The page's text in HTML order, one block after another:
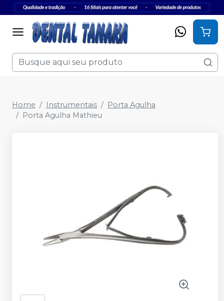
Home Instrumentais
Porta Agulha
Porta Agulha Mathieu